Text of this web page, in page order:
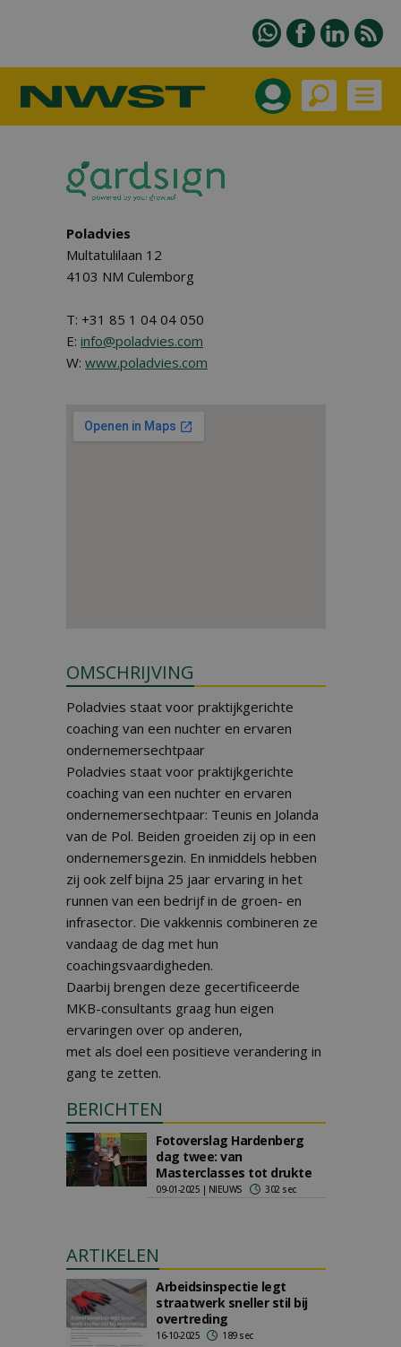
Poladvies
Multatulilaan 12
4103 NM Culemborg
T: +31 85 1 04 04 050
E: info@poladvies.com
W: www.poladvies.com
OMSCHRIJVING
Poladvies staat voor praktijkgerichte
coaching van een nuchter en ervaren
ondernemersechtpaar
Poladvies staat voor praktijkgerichte
coaching van een nuchter en ervaren
ondernemersechtpaar: Teunis en Jolanda
van de Pol. Beiden groeiden zij op in een
ondernemersgezin. En inmiddels hebben
zij ook zelf bijna 25 jaar ervaring in het
runnen van een bedrijf in de groen- en
infrasector. Die vakkennis combineren ze
vandaag de dag met hun
coachingsvaardigheden.
Daarbij brengen deze gecertificeerde
MKB-consultants graag hun eigen
ervaringen over op anderen,
met als doel een positieve verandering in
gang te zetten.
BERICHTEN
Fotoverslag Hardenberg
dag twee: van
Masterclasses tot drukte
09-01-2025 | NIEUWS 302 sec
ARTIKELEN
Arbeidsinspectie legt
straatwerk sneller stil bij
overtreding
16-10-2025 189 sec